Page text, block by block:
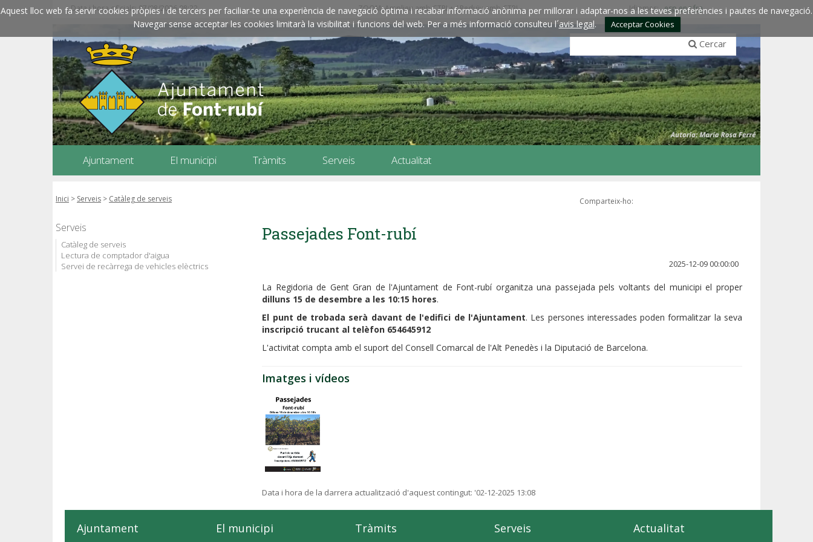
Aquest lloc web fa servir cookies pròpies i de tercers per faciliar-te una experiència de navegació òptima i recabar informació anònima per millorar i adaptar-nos a les teves preferències i pautes de navegació.
Navegar sense acceptar les cookies limitarà la visibilitat i funcions del web. Per a més informació consulteu l´avis legal. Acceptar Cookies
Data i hora oficials: 07/08/2026 08:22 ZOOM: Amplieu amb CTRL+ / Reduïu amb CTRL- Idiomes:esp engfra
Cercar
Ajuntament El municipi Tràmits Serveis Actualitat
Inici > Serveis > Catàleg de serveis Comparteix-ho:
Serveis
Catàleg de serveis
Lectura de comptador d'aigua
Servei de recàrrega de vehicles elèctrics
Passejades Font-rubí
2025-12-09 00:00:00
La Regidoria de Gent Gran de l'Ajuntament de Font-rubí organitza una passejada pels voltants del municipi el proper
dilluns 15 de desembre a les 10:15 hores.
El punt de trobada serà davant de l'edifici de l'Ajuntament. Les persones interessades poden formalitzar la seva
inscripció trucant al telèfon 654645912
L'activitat compta amb el suport del Consell Comarcal de l'Alt Penedès i la Diputació de Barcelona.
Imatges i vídeos
Data i hora de la darrera actualització d'aquest contingut: '02-12-2025 13:08
Ajuntament El municipi Tràmits Serveis Actualitat